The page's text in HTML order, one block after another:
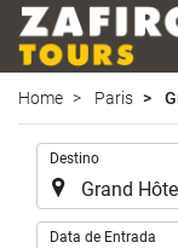
Home Paris
Destino
Data de Entrada